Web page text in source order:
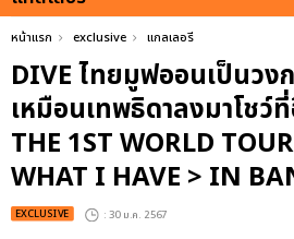
หน้าแรก exclusive แกลเลอรี
DIVE ไทยมูฟออนเป็นวง
เหมือนเทพธิดาลงมาโชว์
THE 1ST WORLD
WHAT I HAVE > IN
EXCLUSIVE : 30 ม.ค. 2567